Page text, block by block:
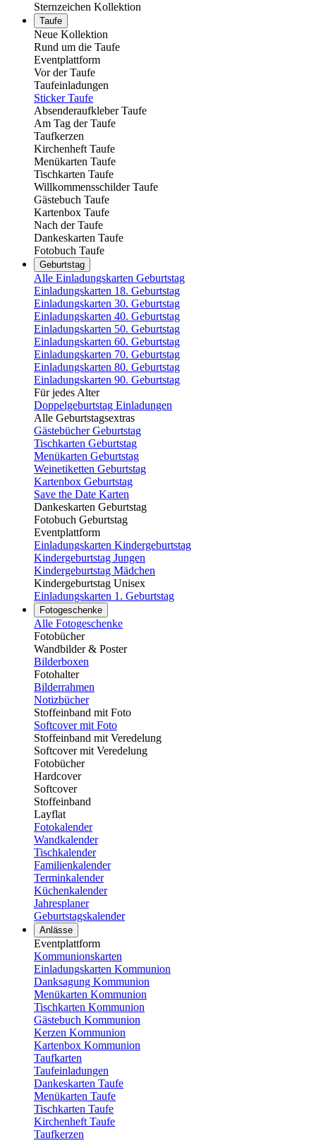
Sternzeichen Kollektion
Taufe
Neue Kollektion
Rund um die Taufe
Eventplattform
Vor der Taufe
Taufeinladungen
Sticker Taufe
Absenderaufkleber Taufe
Am Tag der Taufe
Taufkerzen
Kirchenheft Taufe
Menükarten Taufe
Tischkarten Taufe
Willkommensschilder Taufe
Gästebuch Taufe
Kartenbox Taufe
Nach der Taufe
Dankeskarten Taufe
Fotobuch Taufe
Geburtstag
Alle Einladungskarten Geburtstag
Einladungskarten 18. Geburtstag
Einladungskarten 30. Geburtstag
Einladungskarten 40. Geburtstag
Einladungskarten 50. Geburtstag
Einladungskarten 60. Geburtstag
Einladungskarten 70. Geburtstag
Einladungskarten 80. Geburtstag
Einladungskarten 90. Geburtstag
Für jedes Alter
Doppelgeburtstag Einladungen
Alle Geburtstagsextras
Gästebücher Geburtstag
Tischkarten Geburtstag
Menükarten Geburtstag
Weinetiketten Geburtstag
Kartenbox Geburtstag
Save the Date Karten
Dankeskarten Geburtstag
Fotobuch Geburtstag
Eventplattform
Einladungskarten Kindergeburtstag
Kindergeburtstag Jungen
Kindergeburtstag Mädchen
Kindergeburtstag Unisex
Einladungskarten 1. Geburtstag
Fotogeschenke
Alle Fotogeschenke
Fotobücher
Wandbilder & Poster
Bilderboxen
Fotohalter
Bilderrahmen
Notizbücher
Stoffeinband mit Foto
Softcover mit Foto
Stoffeinband mit Veredelung
Softcover mit Veredelung
Fotobücher
Hardcover
Softcover
Stoffeinband
Layflat
Fotokalender
Wandkalender
Tischkalender
Familienkalender
Terminkalender
Küchenkalender
Jahresplaner
Geburtstagskalender
Anlässe
Eventplattform
Kommunionskarten
Einladungskarten Kommunion
Danksagung Kommunion
Menükarten Kommunion
Tischkarten Kommunion
Gästebuch Kommunion
Kerzen Kommunion
Kartenbox Kommunion
Taufkarten
Taufeinladungen
Dankeskarten Taufe
Menükarten Taufe
Tischkarten Taufe
Kirchenheft Taufe
Taufkerzen